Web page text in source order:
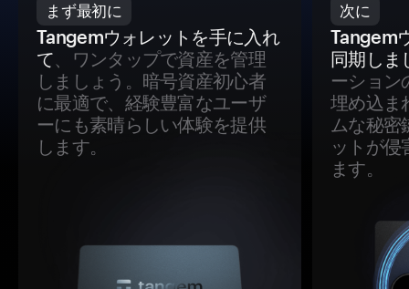
まず最初に
Tangemウォレットを手に入れ
て、ワンタップで資産を管理
しましょう。暗号資産初心者
に最適で、経験豊富なユーザ
ーにも素晴らしい体験を提供
します。
次に
Tangem
同期しま
ーション
埋め込ま
ムな秘密
ットが侵
ます。